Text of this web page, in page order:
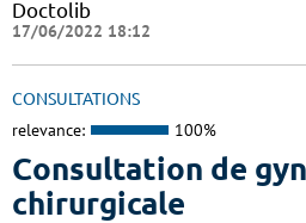
Doctolib
17/06/2022 18:12
CONSULTATIONS
relevance: 100%
Consultation de
chirurgicale